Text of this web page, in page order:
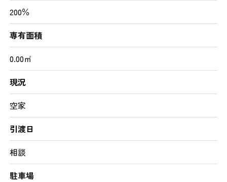
200％
専有面積
0.00㎡
現況
空家
引渡日
相談
駐車場